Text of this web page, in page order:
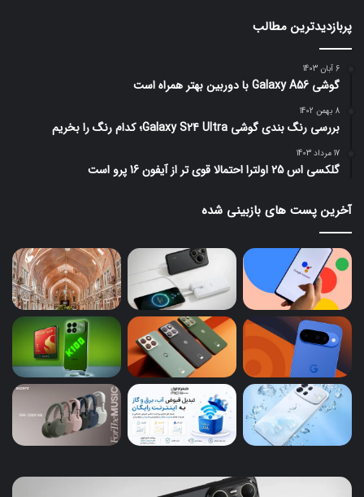
پربازدیدترین مطالب
6 آبان 1403
گوشی Galaxy A56 با دوربین بهتر همراه است
8 بهمن 1402
بررسی رنگ بندی گوشی Galaxy S24 Ultra؛ کدام رنگ را بخریم
17 مرداد 1403
گلکسی اس 25 اولترا احتمالا قوی تر از آیفون 16 پرو است
آخرین پست های بازبینی شده
هواوی